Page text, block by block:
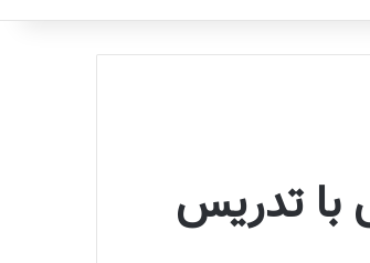
با تدریس